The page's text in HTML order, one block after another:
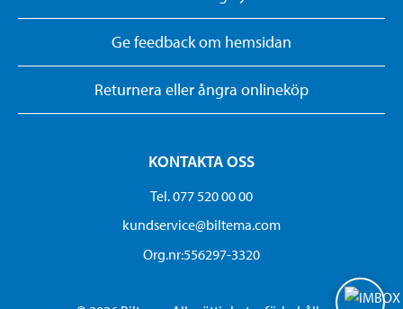
Ge feedback om hemsidan
Returnera eller ångra onlineköp
KONTAKTA OSS
Tel. 077 520 00 00
kundservice@biltema.com
Org.nr:556297-3320